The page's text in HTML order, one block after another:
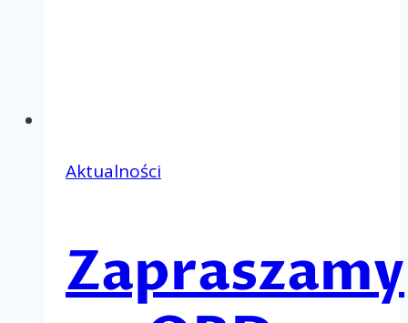
Aktualności
Zapraszamy